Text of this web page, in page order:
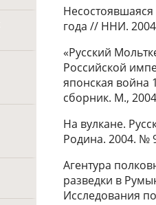
года // ННИ.
«Русский
Российской
японская война
сборник. М.,
На вулкане.
Родина. 2004. №
Агентура
разведки в
Исследования